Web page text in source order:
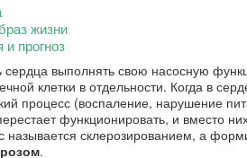
жизни
прогноз
сердца выполнять свою насосную
клетки в отдельности. Когда в
процесс (воспаление, нарушение
функционировать, и вместо
называется склерозированием, а
.